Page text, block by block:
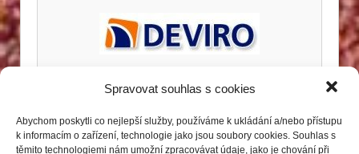
Spravovat souhlas s cookies
Abychom poskytli co nejlepší služby, používáme k ukládání a/nebo přístupu
k informacím o zařízení, technologie jako jsou soubory cookies. Souhlas s
těmito technologiemi nám umožní zpracovávat údaje, jako je chování při